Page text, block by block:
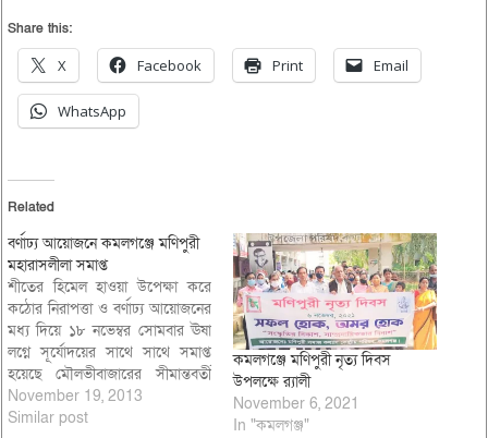
Share this:
X Facebook Print Email
WhatsApp
Related
বর্ণাঢ্য আয়োজনে কমলগঞ্জে মণিপুরী
মহারাসলীলা সমাপ্ত
শীতের হিমেল হাওয়া উপেক্ষা করে
কঠোর নিরাপত্তা ও বর্ণাঢ্য আয়োজনের
মধ্য দিয়ে ১৮ নভেম্বর সোমবার ঊষা
লগ্নে সূর্যোদয়ের সাথে সাথে সমাপ্ত
হয়েছে মৌলভীবাজারের সীমান্তবর্তী
কমলগঞ্জ উপজেলার মাধবপুর ও
আদমপুরে মণিপুরী সম্প্রদায়ের
November 19, 2013
Similar post
কমলগঞ্জে মণিপুরী নৃত্য দিবস
উপলক্ষে র‌্যালী
November 6, 2021
In "কমলগঞ্জ"